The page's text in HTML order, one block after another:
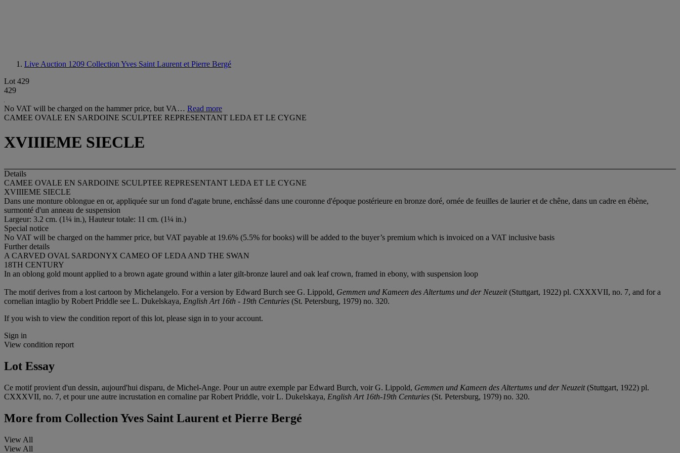
Live Auction 1209 Collection Yves Saint Laurent et Pierre Bergé
Lot 429
429
No VAT will be charged on the hammer price, but VA… Read more
CAMEE OVALE EN SARDOINE SCULPTEE REPRESENTANT LEDA ET LE CYGNE
XVIIIEME SIECLE
Details
CAMEE OVALE EN SARDOINE SCULPTEE REPRESENTANT LEDA ET LE CYGNE
XVIIIEME SIECLE
Dans une monture oblongue en or, appliquée sur un fond d'agate brune, enchâssé dans une couronne d'époque postérieure en bronze doré, ornée de feuilles de laurier et de chêne, dans un cadre en ébène,
surmonté d'un anneau de suspension
Largeur: 3.2 cm. (1¼ in.), Hauteur totale: 11 cm. (1¼ in.)
Special notice
No VAT will be charged on the hammer price, but VAT payable at 19.6% (5.5% for books) will be added to the buyer’s premium which is invoiced on a VAT inclusive basis
Further details
A CARVED OVAL SARDONYX CAMEO OF LEDA AND THE SWAN
18TH CENTURY
In an oblong gold mount applied to a brown agate ground within a later gilt-bronze laurel and oak leaf crown, framed in ebony, with suspension loop
The motif derives from a lost cartoon by Michelangelo. For a version by Edward Burch see G. Lippold, Gemmen und Kameen des Altertums und der Neuzeit(Stuttgart, 1922) pl. CXXXVII, no. 7, and for a
cornelian intaglio by Robert Priddle see L. Dukelskaya, English Art 16th - 19th Centuries (St. Petersburg, 1979) no. 320.
If you wish to view the condition report of this lot, please sign in to your account.
Sign in
View condition report
Lot Essay
Ce motif provient d'un dessin, aujourd'hui disparu, de Michel-Ange. Pour un autre exemple par Edward Burch, voir G. Lippold, Gemmen und Kameen des Altertums und der Neuzeit(Stuttgart, 1922) pl.
CXXXVII, no. 7, et pour une autre incrustation en cornaline par Robert Priddle, voir L. Dukelskaya, English Art 16th-19th Centuries (St. Petersburg, 1979) no. 320.
More from Collection Yves Saint Laurent et Pierre Bergé
View All
View All